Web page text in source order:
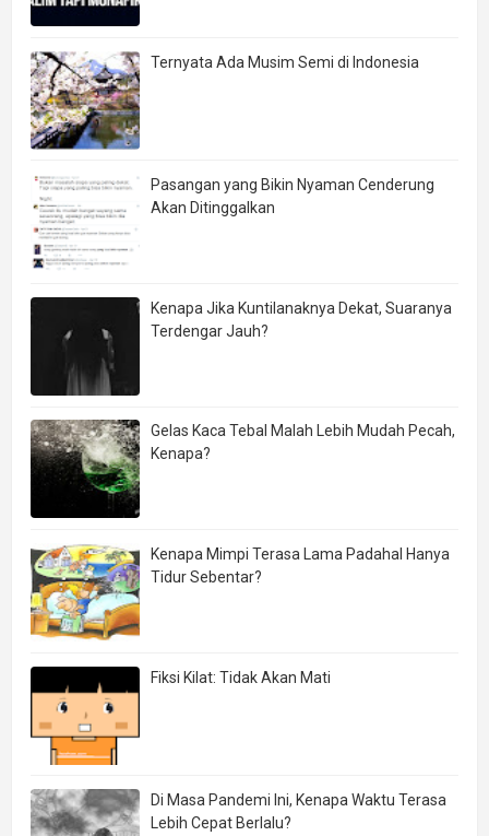
Ternyata Ada Musim Semi di Indonesia
Pasangan yang Bikin Nyaman Cenderung
Akan Ditinggalkan
Kenapa Jika Kuntilanaknya Dekat, Suaranya
Terdengar Jauh?
Gelas Kaca Tebal Malah Lebih Mudah Pecah,
Kenapa?
Kenapa Mimpi Terasa Lama Padahal Hanya
Tidur Sebentar?
Fiksi Kilat: Tidak Akan Mati
Di Masa Pandemi Ini, Kenapa Waktu Terasa
Lebih Cepat Berlalu?